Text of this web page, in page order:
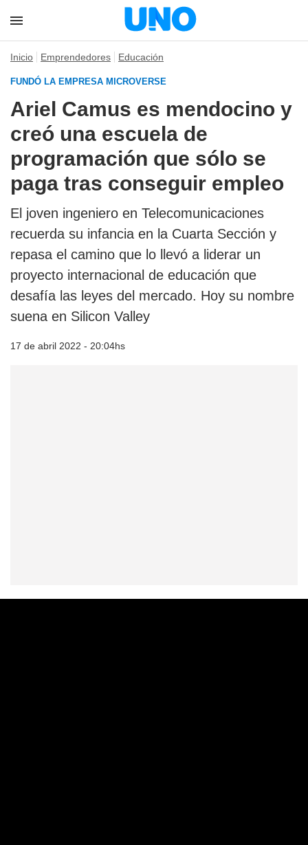
Inicio Emprendedores Educación
FUNDÓ LA EMPRESA MICROVERSE
Ariel Camus es mendocino y
creó una escuela de
programación que sólo se
paga tras conseguir empleo
El joven ingeniero en Telecomunicaciones
recuerda su infancia en la Cuarta Sección y
repasa el camino que lo llevó a liderar un
proyecto internacional de educación que
desafía las leyes del mercado. Hoy su nombre
suena en Silicon Valley
17 de abril 2022 - 20:04hs